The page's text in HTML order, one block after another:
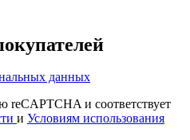
данных
и соответствует
и Условиям использования